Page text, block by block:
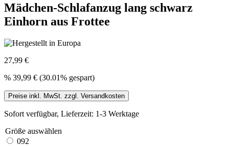
Mädchen-Schlafanzug lang schwarz
Einhorn aus Frottee
27,99 €
% 39,99 € (30.01% gespart)
Preise inkl. MwSt. zzgl. Versandkosten
Sofort verfügbar, Lieferzeit: 1-3 Werktage
Größe auswählen
092